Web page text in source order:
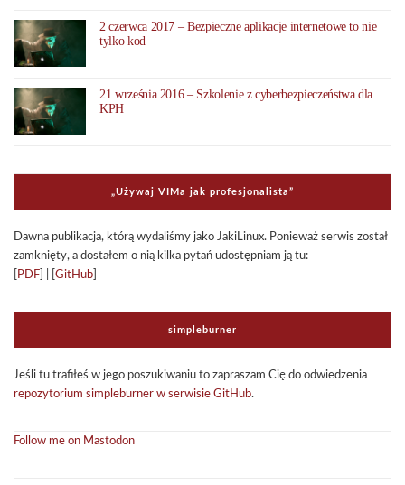
2 czerwca 2017 – Bezpieczne aplikacje internetowe to nie
tylko kod
21 września 2016 – Szkolenie z cyberbezpieczeństwa dla
KPH
„Uży­waj VIMa jak pro­fe­sjo­na­li­sta”
Dawna publi­ka­cja, którą wyda­li­śmy jako Jaki­Li­nux. Ponie­waż ser­wis został
zamknięty, a dosta­łem o nią kilka pytań udo­stęp­niam ją tu:
PDF GitHub
sim­ple­bur­ner
Jeśli tu tra­fi­łeś w jego poszu­ki­wa­niu to zapra­szam Cię do odwie­dze­nia
repo­zy­to­rium sim­ple­bur­ner w ser­wi­sie GitHub.
Follow me on Mastodon